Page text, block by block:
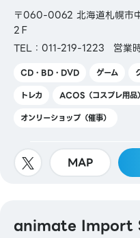
〒060-0062 北海道札幌市
2Ｆ
TEL：011-219-1223
営業
CD・BD・DVD ゲーム
トレカ
ACOS（コスプレ用品）
オンリーショップ（催事）
MAP
animate Import